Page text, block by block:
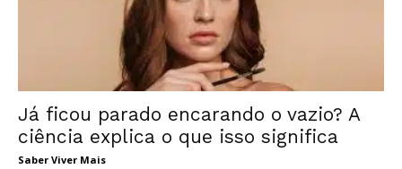
Já ficou parado encarando o vazio? A
ciência explica o que isso significa
Saber Viver Mais